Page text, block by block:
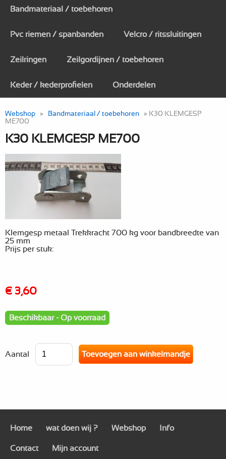
Bandmateriaal / toebehoren
Pvc riemen / spanbanden Velcro / ritssluitingen
Zeilringen Zeilgordijnen / toebehoren
Keder / kederprofielen Onderdelen
Webshop » Bandmateriaal / toebehoren » K30 KLEMGESP
ME700
K30 KLEMGESP ME700
Klemgesp metaal Trekkracht 700 kg voor bandbreedte van
25 mm
Prijs per stuk:
€ 3,60
Beschikbaar - Op voorraad
Aantal
Home wat doen wij ? Webshop Info
Contact Mijn account